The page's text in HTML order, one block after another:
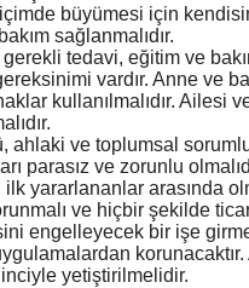
büyümesi için
sağlanmalıdır.
tedavi, eğitim ve
vardır. Anne ve
kullanılmalıdır.
ve toplumsal
parasız ve zorunlu
yararlananlar arasında
ve hiçbir şekilde
engelleyecek bir işe
yetiştirilmelidir.